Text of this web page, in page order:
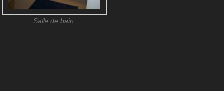
Salle de bain